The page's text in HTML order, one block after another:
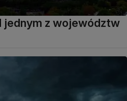
jednym z województw